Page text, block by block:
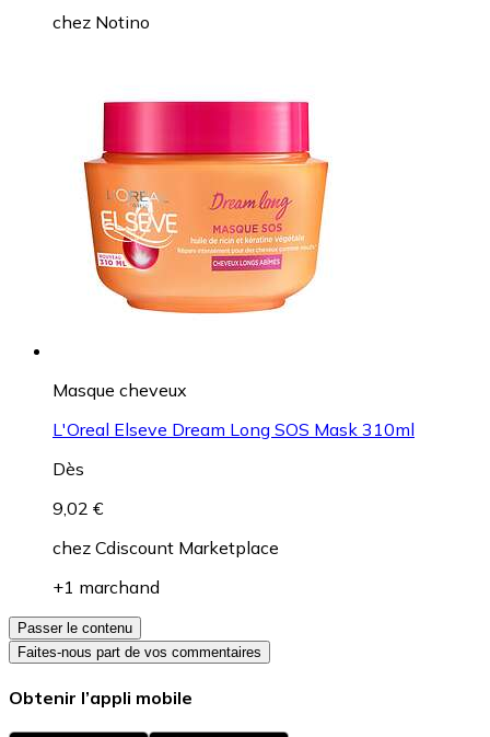
chez Notino
Masque cheveux
L'Oreal Elseve Dream Long SOS Mask 310ml
Dès
9,02 €
chez Cdiscount Marketplace
+1 marchand
Passer le contenu
Faites-nous part de vos commentaires
Obtenir l’appli mobile